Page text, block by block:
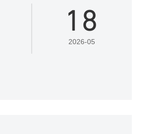
18
2026-05